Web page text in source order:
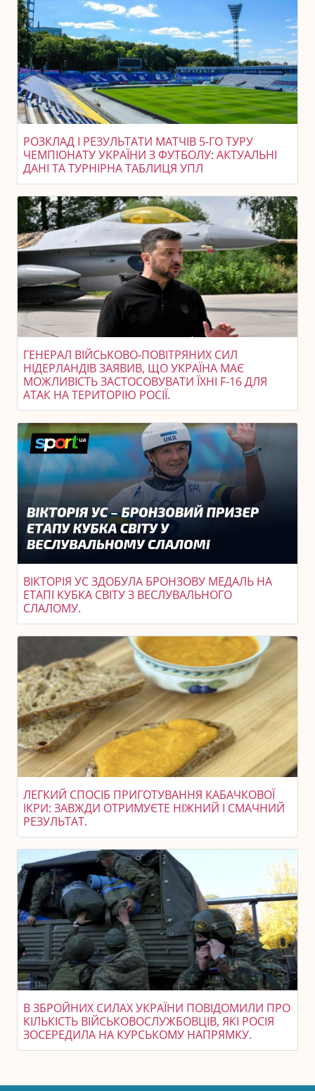
РОЗКЛАД І РЕЗУЛЬТАТИ МАТЧІВ 5-ГО ТУРУ
ЧЕМПІОНАТУ УКРАЇНИ З ФУТБОЛУ: АКТУАЛЬНІ
ДАНІ ТА ТУРНІРНА ТАБЛИЦЯ УПЛ
ГЕНЕРАЛ ВІЙСЬКОВО-ПОВІТРЯНИХ СИЛ
НІДЕРЛАНДІВ ЗАЯВИВ, ЩО УКРАЇНА МАЄ
МОЖЛИВІСТЬ ЗАСТОСОВУВАТИ ЇХНІ F-16 ДЛЯ
АТАК НА ТЕРИТОРІЮ РОСІЇ.
ВІКТОРІЯ УС ЗДОБУЛА БРОНЗОВУ МЕДАЛЬ НА
ЕТАПІ КУБКА СВІТУ З ВЕСЛУВАЛЬНОГО
СЛАЛОМУ.
ЛЕГКИЙ СПОСІБ ПРИГОТУВАННЯ КАБАЧКОВОЇ
ІКРИ: ЗАВЖДИ ОТРИМУЄТЕ НІЖНИЙ І СМАЧНИЙ
РЕЗУЛЬТАТ.
В ЗБРОЙНИХ СИЛАХ УКРАЇНИ ПОВІДОМИЛИ ПРО
КІЛЬКІСТЬ ВІЙСЬКОВОСЛУЖБОВЦІВ, ЯКІ РОСІЯ
ЗОСЕРЕДИЛА НА КУРСЬКОМУ НАПРЯМКУ.